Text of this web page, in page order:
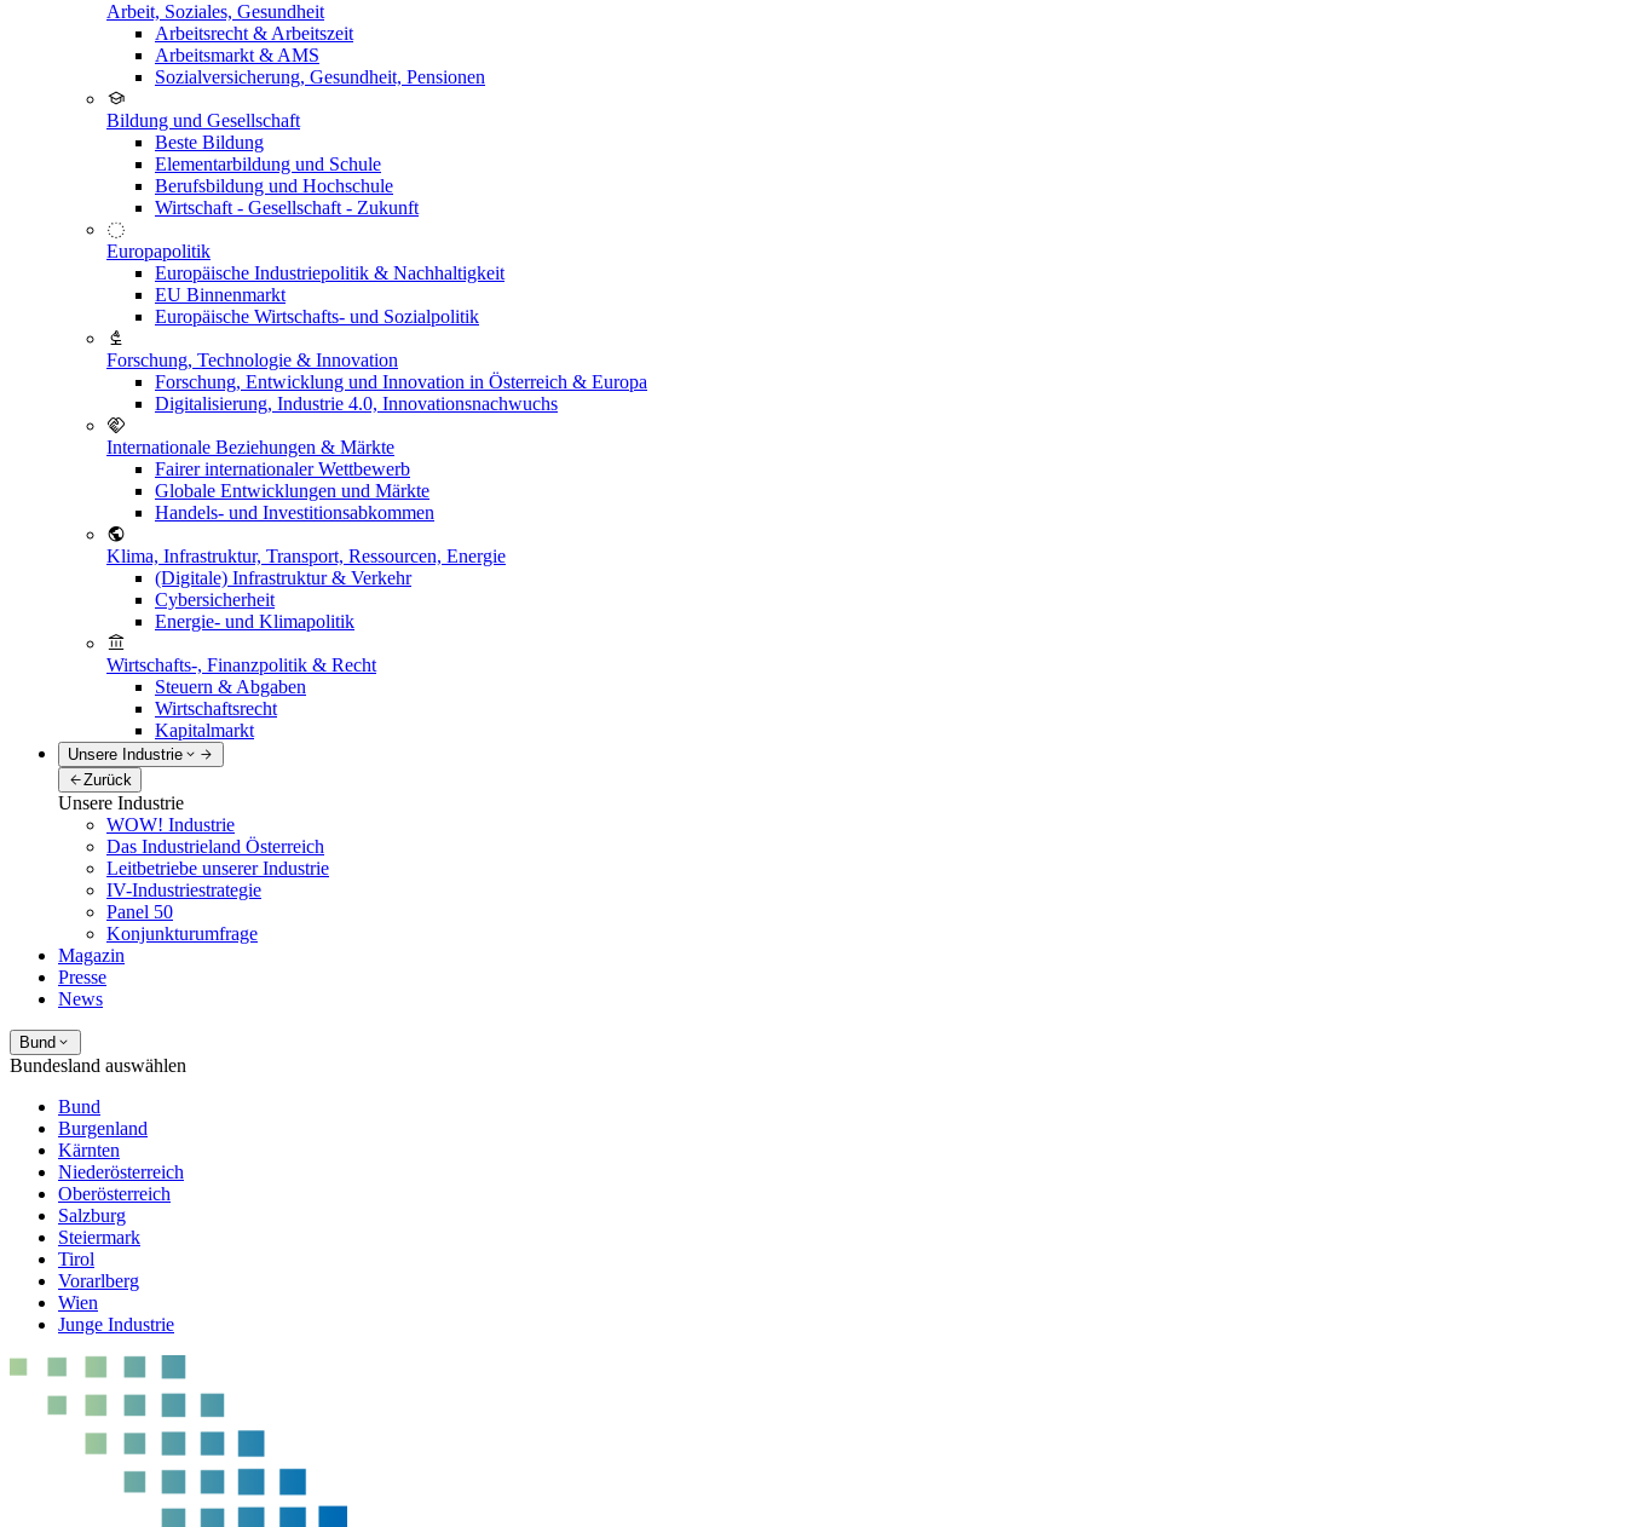
Arbeit, Soziales, Gesundheit
Arbeitsrecht & Arbeitszeit
Arbeitsmarkt & AMS
Sozialversicherung, Gesundheit, Pensionen
Bildung und Gesellschaft
Beste Bildung
Elementarbildung und Schule
Berufsbildung und Hochschule
Wirtschaft - Gesellschaft - Zukunft
Europapolitik
Europäische Industriepolitik & Nachhaltigkeit
EU Binnenmarkt
Europäische Wirtschafts- und Sozialpolitik
Forschung, Technologie & Innovation
Forschung, Entwicklung und Innovation in Österreich & Europa
Digitalisierung, Industrie 4.0, Innovationsnachwuchs
Internationale Beziehungen & Märkte
Fairer internationaler Wettbewerb
Globale Entwicklungen und Märkte
Handels- und Investitionsabkommen
Klima, Infrastruktur, Transport, Ressourcen, Energie
(Digitale) Infrastruktur & Verkehr
Cybersicherheit
Energie- und Klimapolitik
Wirtschafts-, Finanzpolitik & Recht
Steuern & Abgaben
Wirtschaftsrecht
Kapitalmarkt
Unsere Industrie
Zurück
Unsere Industrie
WOW! Industrie
Das Industrieland Österreich
Leitbetriebe unserer Industrie
IV-Industriestrategie
Panel 50
Konjunkturumfrage
Magazin
Presse
News
Bund
Bundesland auswählen
Bund
Burgenland
Kärnten
Niederösterreich
Oberösterreich
Salzburg
Steiermark
Tirol
Vorarlberg
Wien
Junge Industrie